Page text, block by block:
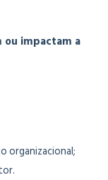
ou impactam a
organizacional;